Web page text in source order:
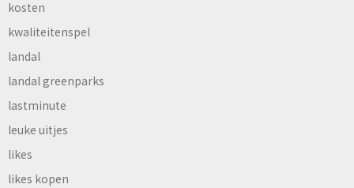
kosten
kwaliteitenspel
landal
landal greenparks
lastminute
leuke uitjes
likes
likes kopen